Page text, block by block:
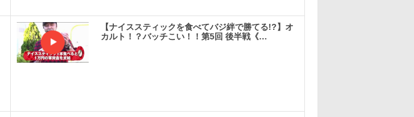
【ナイススティックを食べてバジ絆で勝てる!?】オ
カルト！？バッチこい！！第5回 後半戦《…